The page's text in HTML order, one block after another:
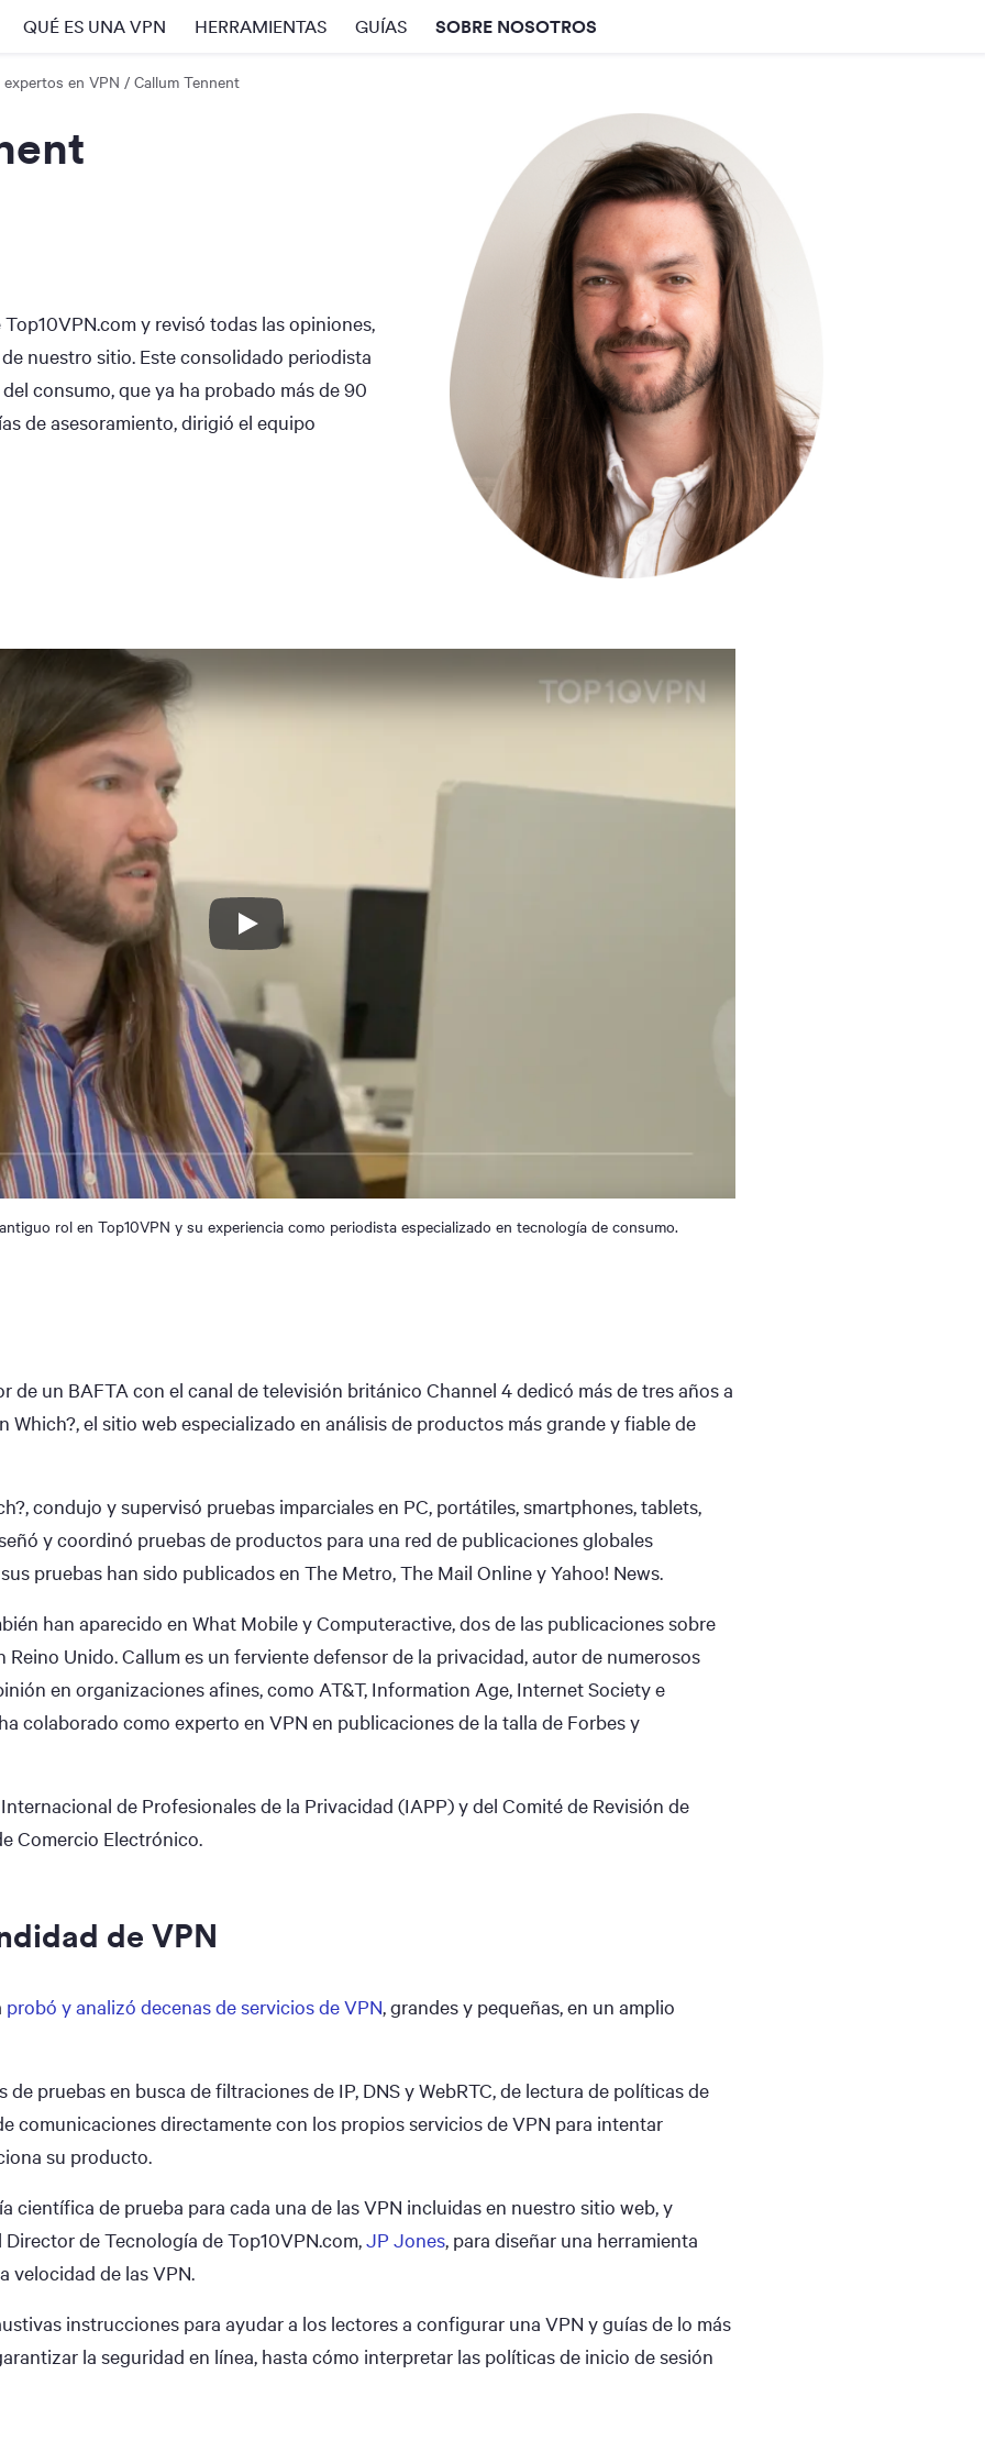
QUÉ ES UNA VPN HERRAMIENTAS GUÍAS SOBRE NOSOTROS
en VPN Callum Tennent
y revisó todas las opiniones,
nuestro sitio. Este consolidado periodista
consumo, que ya ha probado más de 90
de asesoramiento, dirigió el equipo
rol en Top10VPN y su experiencia como periodista especializado en tecnología de consumo.
de un BAFTA con el canal de televisión británico Channel 4 dedicó más de tres años a
el sitio web especializado en análisis de productos más grande y fiable de
condujo y supervisó pruebas imparciales en PC, portátiles, smartphones, tablets,
y coordinó pruebas de productos para una red de publicaciones globales
pruebas han sido publicados en The Metro, The Mail Online y Yahoo! News.
han aparecido en What Mobile y Computeractive, dos de las publicaciones sobre
Unido. Callum es un ferviente defensor de la privacidad, autor de numerosos
en organizaciones afines, como AT&T, Information Age, Internet Society e
colaborado como experto en VPN en publicaciones de la talla de Forbes y
de Profesionales de la Privacidad (IAPP) y del Comité de Revisión de
Comercio Electrónico.
de VPN
probó y analizó decenas de servicios de VPN, grandes y pequeñas, en un amplio
de pruebas en busca de filtraciones de IP, DNS y WebRTC, de lectura de políticas de
comunicaciones directamente con los propios servicios de VPN para intentar
su producto.
científica de prueba para cada una de las VPN incluidas en nuestro sitio web, y
de Tecnología de Top10VPN.com,JP Jones, para diseñar una herramienta
velocidad de las VPN.
instrucciones para ayudar a los lectores a configurar una VPN y guías de lo más
la seguridad en línea, hasta cómo interpretar las políticas de inicio de sesión